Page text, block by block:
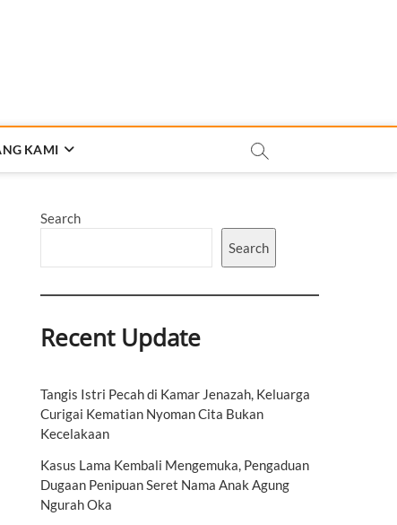
KAMI
Search
Search
Recent Update
Tangis Istri Pecah di Kamar Jenazah, Keluarga
Curigai Kematian Nyoman Cita Bukan
Kecelakaan
Kasus Lama Kembali Mengemuka, Pengaduan
Dugaan Penipuan Seret Nama Anak Agung
Ngurah Oka